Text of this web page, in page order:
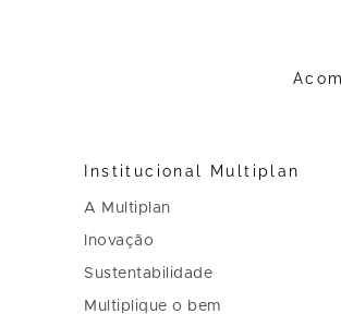
Institucional Multiplan
A Multiplan
Inovação
Sustentabilidade
Multiplique o bem